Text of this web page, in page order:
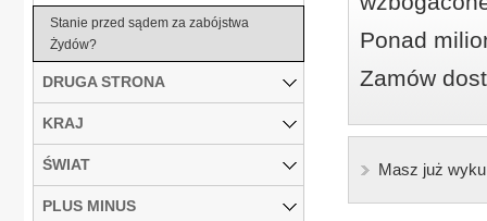
Ponad
Zamów
Masz już
Stanie przed sądem za zabójstwa
Żydów?
DRUGA STRONA
KRAJ
ŚWIAT
PLUS MINUS